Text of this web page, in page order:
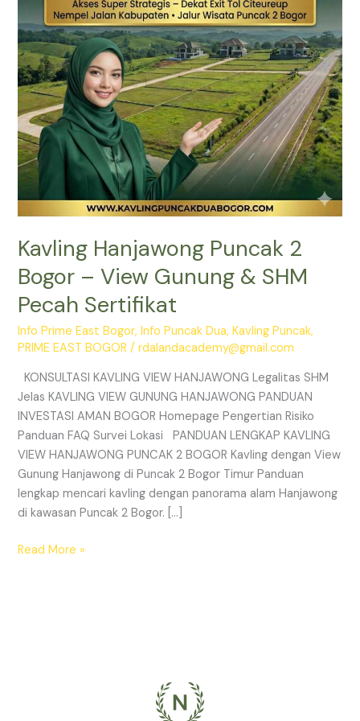
Kavling Hanjawong Puncak 2
Bogor – View Gunung & SHM
Pecah Sertifikat
Info Prime East Bogor,Info Puncak Dua,Kavling Puncak,
PRIME EAST BOGOR /rdalandacademy@gmail.com
KONSULTASI KAVLING VIEW HANJAWONG Legalitas SHM
Jelas KAVLING VIEW GUNUNG HANJAWONG PANDUAN
INVESTASI AMAN BOGOR Homepage Pengertian Risiko
Panduan FAQ Survei Lokasi PANDUAN LENGKAP KAVLING
VIEW HANJAWONG PUNCAK 2 BOGOR Kavling dengan View
Gunung Hanjawong di Puncak 2 Bogor Timur Panduan
lengkap mencari kavling dengan panorama alam Hanjawong
di kawasan Puncak 2 Bogor. […]
Gunung
&
SHM
Pecah
Sertifikat
Read More »